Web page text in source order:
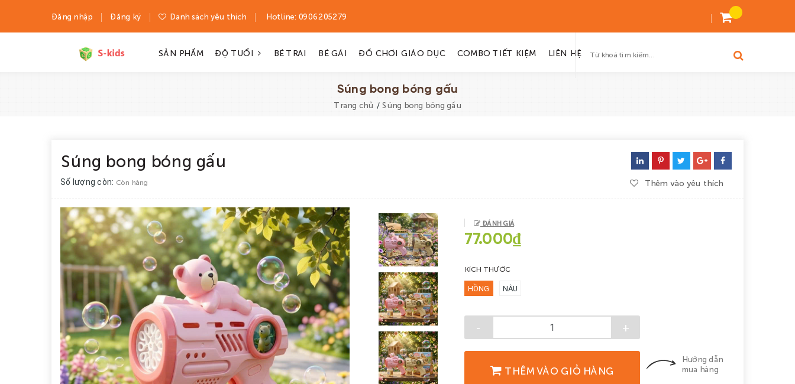
Đăng nhập Đăng ký Danh sách yêu thích Hotline: 0906205279
SẢN PHẨM ĐỘ TUỔI BÉ TRAI BÉ GÁI ĐỒ CHƠI GIÁO DỤC COMBO TIẾT KIỆM LIÊN HỆ
Súng bong bóng gấu
Trang chủ / Súng bong bóng gấu
Súng bong bóng gấu
Số lượng còn: Còn hàng Thêm vào yêu thích
ĐÁNH GIÁ
77.000₫
KÍCH THƯỚC
HỒNG NÂU
- +
THÊM VÀO GIỎ HÀNG
Hướng dẫn
mua hàng